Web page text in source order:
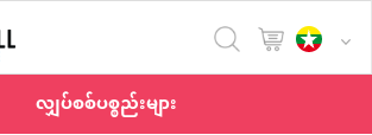
လျှပ်စစ်ပစ္စည်းများ